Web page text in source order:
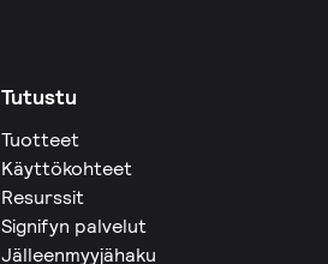
Tutustu
Tuotteet
Käyttökohteet
Resurssit
Signifyn palvelut
Jälleenmyyjähaku